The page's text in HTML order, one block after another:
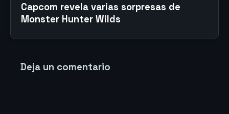
Capcom revela varias sorpresas de
Monster Hunter Wilds
Deja un comentario